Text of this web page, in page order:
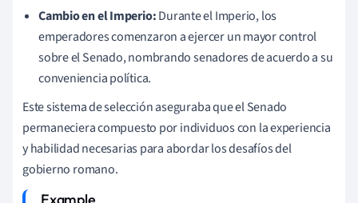
Cambio en el Imperio:Durante el Imperio, los
emperadores comenzaron a ejercer un mayor control
sobre el Senado, nombrando senadores de acuerdo a su
conveniencia política.
Este sistema de selección aseguraba que el Senado
permaneciera compuesto por individuos con la experiencia
y habilidad necesarias para abordar los desafíos del
gobierno romano.